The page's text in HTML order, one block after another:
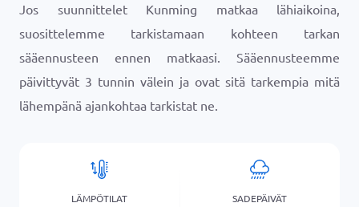
Jos suunnittelet Kunming matkaa lähiaikoina,
suosittelemme tarkistamaan kohteen tarkan
sääennusteen ennen matkaasi. Sääennusteemme
päivittyvät 3 tunnin välein ja ovat sitä tarkempia mitä
lähempänä ajankohtaa tarkistat ne.
LÄMPÖTILAT SADEPÄIVÄT